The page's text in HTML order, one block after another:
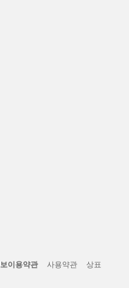
이용약관 사용약관 상표